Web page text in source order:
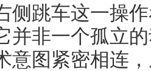
侧跳车这一操
并非一个孤立
意图紧密相连